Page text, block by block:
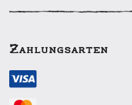
Zahlungsarten